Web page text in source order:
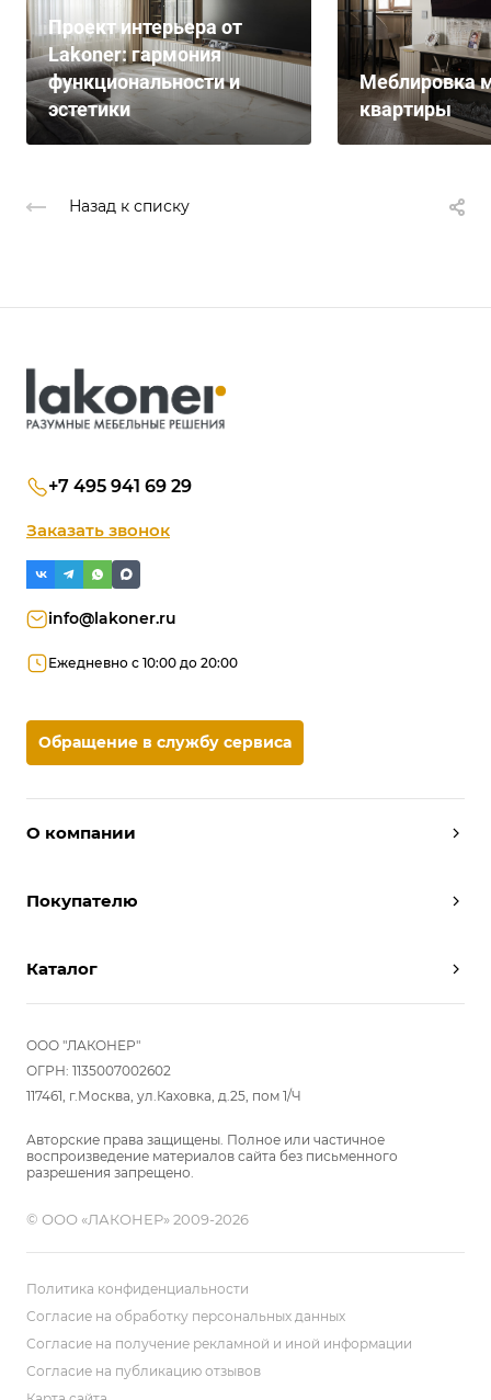
Проект интерьера от
Lakoner: гармония
функциональности и
эстетики
Меблировка
квартиры
Назад к списку
О компании
Условия работы
Отзывы
Вопрос-ответ
Покупателю
Вызвать дизайнера
Реализованные проекты
Комплектуем шкаф-купе
Каталог
Шкафы
Прихожие
Гостиные
Гардеробные
Детские
Кухни
Мебель в ванную
Распродажа
Двери и перегородки
Библиотеки, домашний офис
Мягкие панели
ООО "ЛАКОНЕР"
ОГРН: 1135007002602
117461, г.Москва, ул.Каховка, д.25, пом 1/Ч
Авторские права защищены. Полное или частичное
воспроизведение материалов сайта без письменного
разрешения запрещено.
© ООО «ЛАКОНЕР» 2009-2026
+7 495 941 69 29
Заказать звонок
info@lakoner.ru
Ежедневно с 10:00 до 20:00
Обращение в службу сервиса
Политика конфиденциальности
Согласие на обработку персональных данных
Согласие на получение рекламной и иной информации
Согласие на публикацию отзывов